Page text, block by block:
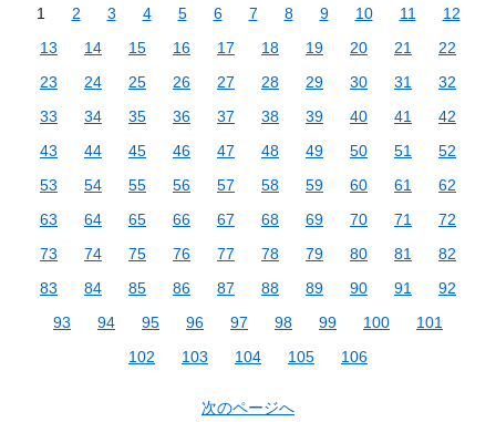
1 2 3 4 5 6 7 8 9 10 11
12
13
14 15 16 17 18 19 20 21
22
23
24 25 26 27 28 29 30 31
32
33
34 35 36 37 38 39 40 41
42
43
44 45 46 47 48 49 50 51
52
53
54 55 56 57 58 59 60 61
62
63
64 65 66 67 68 69 70 71
72
73
74 75 76 77 78 79 80 81
82
83
84 85 86 87 88 89 90 91
92
93
94 95 96 97 98 99 100
101
102
103 104 105 106
次のページへ